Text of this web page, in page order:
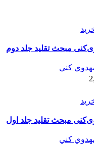
مبحث تقلید جلد دوم
كني
مبحث تقلید جلد اول
كني